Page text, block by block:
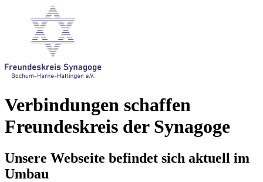
Verbindungen schaffen
Freundeskreis der Synagoge
Unsere Webseite befindet sich aktuell im
Umbau